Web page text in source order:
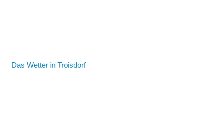
Das Wetter in Troisdorf